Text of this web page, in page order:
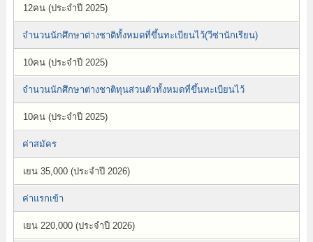
12คน (ประจำปี 2025)
จำนวนนักศึกษาต่างชาติทั้งหมดที่ขึ้นทะเบียนไว้(วีซ่านักเรียน)
10คน (ประจำปี 2025)
จำนวนนักศึกษาต่างชาติทุนส่วนตัวทั้งหมดที่ขึ้นทะเบียนไว้
10คน (ประจำปี 2025)
ค่าสมัคร
เยน 35,000 (ประจำปี 2026)
ค่าแรกเข้า
เยน 220,000 (ประจำปี 2026)